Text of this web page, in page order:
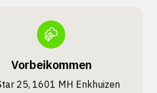
Vorbeikommen
25, 1601 MH Enkhuizen